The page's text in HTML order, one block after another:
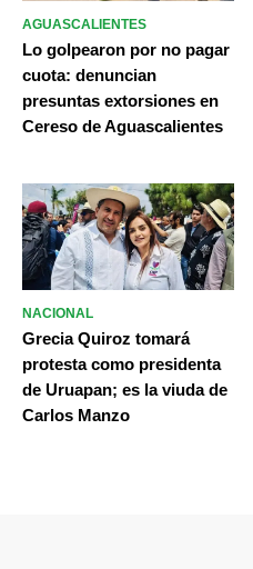
AGUASCALIENTES
Lo golpearon por no pagar
cuota: denuncian
presuntas extorsiones en
Cereso de Aguascalientes
NACIONAL
Grecia Quiroz tomará
protesta como presidenta
de Uruapan; es la viuda de
Carlos Manzo